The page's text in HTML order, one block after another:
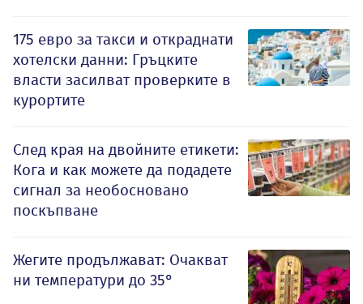
175 евро за такси и откраднати
хотелски данни: Гръцките
власти засилват проверките в
курортите
След края на двойните етикети:
Кога и как можете да подадете
сигнал за необосновано
поскъпване
Жегите продължават: Очакват
ни температури до 35°